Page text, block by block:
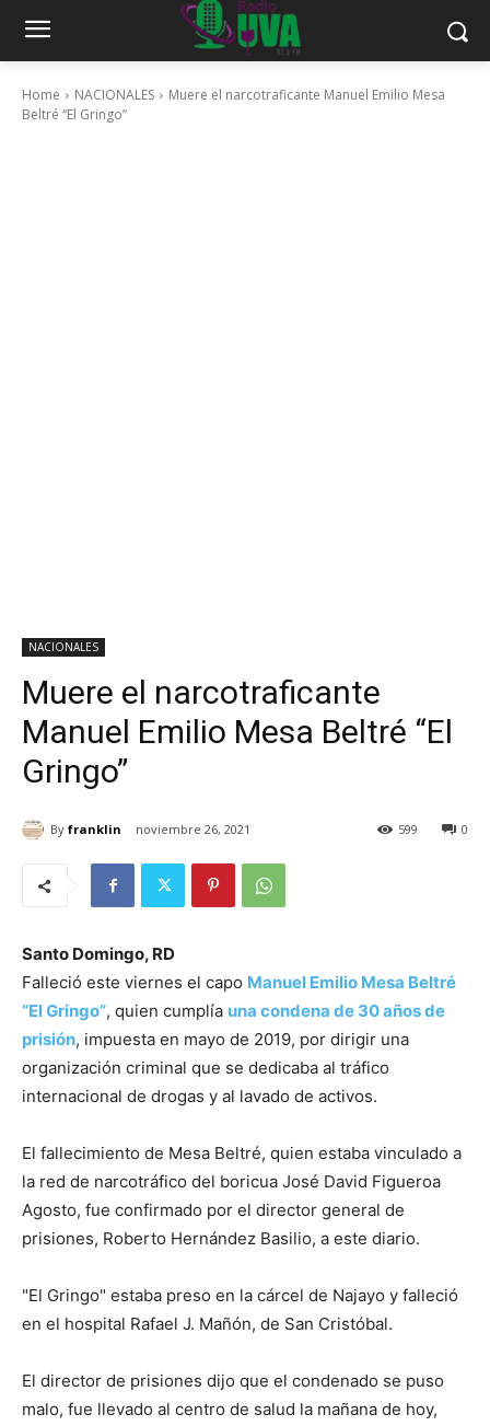
Home NACIONALES
Muere el narcotraficante Manuel Emilio Mesa
Beltré “El Gringo”
NACIONALES
Muere el narcotraficante
Manuel Emilio Mesa Beltré “El
Gringo”
By franklin noviembre 26, 2021 0
599
Santo Domingo, RD
Falleció este viernes el capo Manuel Emilio Mesa Beltré
“El Gringo”, quien cumplía una condena de 30 años de
prisión, impuesta en mayo de 2019, por dirigir una
organización criminal que se dedicaba al tráfico
internacional de drogas y al lavado de activos.
El fallecimiento de Mesa Beltré, quien estaba vinculado a
la red de narcotráfico del boricua José David Figueroa
Agosto, fue confirmado por el director general de
prisiones, Roberto Hernández Basilio, a este diario.
"El Gringo" estaba preso en la cárcel de Najayo y falleció
en el hospital Rafael J. Mañón, de San Cristóbal.
El director de prisiones dijo que el condenado se puso
malo, fue llevado al centro de salud la mañana de hoy,